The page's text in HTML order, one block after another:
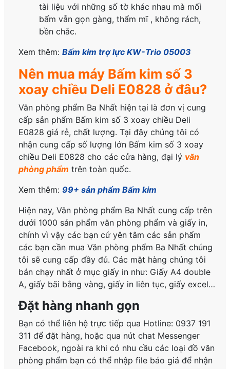
tài liệu với những số tờ khác nhau mà mối
bấm vẫn gọn gàng, thẩm mĩ , không rách,
bền chắc.
Xem thêm:Bấm kim trợ lực KW-Trio 05003
Nên mua máy Bấm kim số 3
xoay chiều Deli E0828 ở đâu?
Văn phòng phẩm Ba Nhất hiện tại là đơn vị cung
cấp sản phẩm Bấm kim số 3 xoay chiều Deli
E0828 giá rẻ, chất lượng. Tại đây chúng tôi có
nhận cung cấp số lượng lớn Bấm kim số 3 xoay
chiều Deli E0828 cho các cửa hàng, đại lý văn
phòng phẩm trên toàn quốc.
Xem thêm:99+ sản phẩm Bấm kim
Hiện nay, Văn phòng phẩm Ba Nhất cung cấp trên
dưới 1000 sản phẩm văn phòng phẩm và giấy in,
chính vì vậy các bạn cứ yên tâm các sản phẩm
các bạn cần mua Văn phòng phẩm Ba Nhất chúng
tôi sẽ cung cấp đầy đủ. Các mặt hàng chúng tôi
bán chạy nhất ở mục giấy in như: Giấy A4 double
A, giấy bãi bằng vàng, giấy in liên tục, giấy excel…
Đặt hàng nhanh gọn
Bạn có thể liên hệ trực tiếp qua Hotline: 0937 191
311 để đặt hàng, hoặc qua nút chat Messenger
Facebook, ngoài ra khi có nhu cầu các loại đồ văn
phòng phẩm bạn có thể nhập file báo giá để nhận